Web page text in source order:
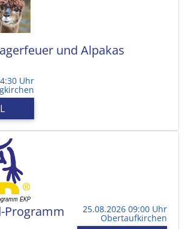
und Alpakas
Uhr
Programm 25.08.2026 09:00 Uhr
Obertaufkirchen